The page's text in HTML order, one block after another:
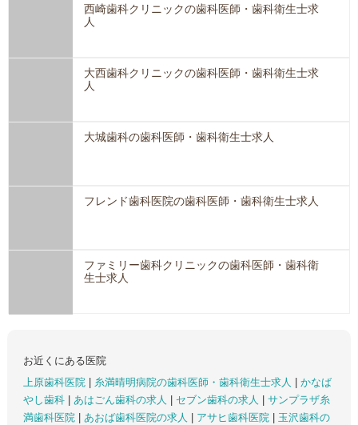
西崎歯科クリニックの歯科医師・歯科衛生士求
人
大西歯科クリニックの歯科医師・歯科衛生士求
人
大城歯科の歯科医師・歯科衛生士求人
フレンド歯科医院の歯科医師・歯科衛生士求人
ファミリー歯科クリニックの歯科医師・歯科衛
生士求人
お近くにある医院
上原歯科医院
糸満晴明病院の歯科医師・歯科衛生士求人
かなば
やし歯科
あはごん歯科の求人 セブン歯科の求人
サンプラザ糸
満歯科医院
あおば歯科医院の求人 アサヒ歯科医院
玉沢歯科の